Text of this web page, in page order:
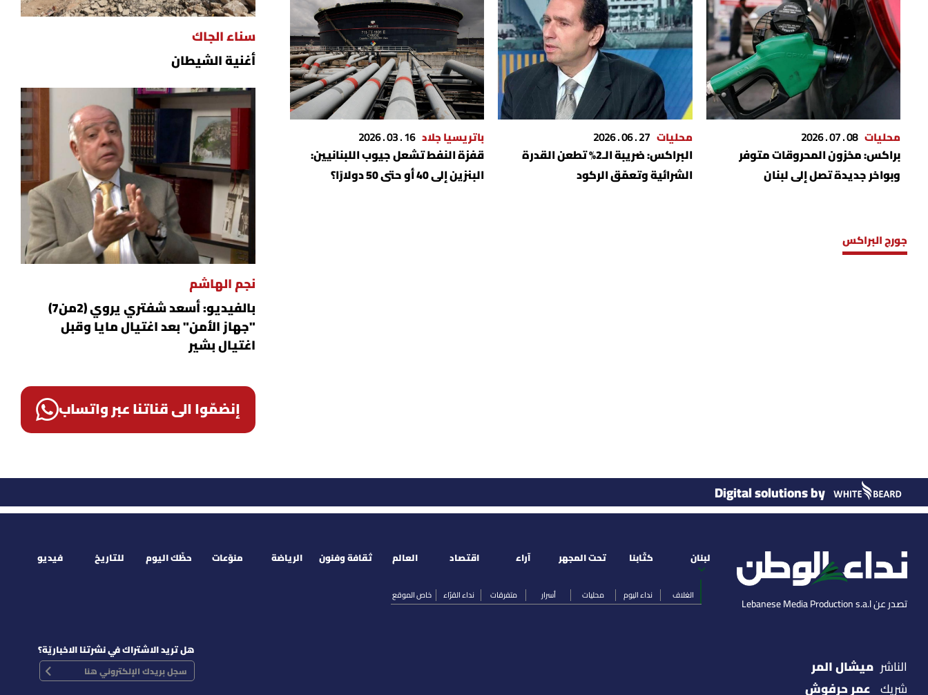
محليات 08 . 07 . 2026
براكس: مخزون المحروقات متوفر
وبواخر جديدة تصل إلى لبنان
محليات 27 . 06 . 2026
البراكس: ضريبة الـ2% تطعن القدرة
الشرائية وتعمّق الركود
باتريسيا جلاد 16 . 03 . 2026
قفزة النفط تشعل جيوب اللبنانيين:
البنزين إلى 40 أو حتى 50 دولارًا؟
جورج البراكس
سناء الجاك
أغنية الشيطان
نجم الهاشم
بالفيديو: أسعد شفتري يروي (2من7)
"جهاز الأمن" بعد اغتيال مايا وقبل
اغتيال بشير
إنضمّوا الى قناتنا عبر واتساب
Digital solutions by
تصدر عن Lebanese Media Production s.a.l
لبنان
الغلاف نداء اليوم محليات أسرار متفرقات نداء القرّاء خاص الموقع
كتّابنا تحت المجهر آراء اقتصاد العالم ثقافة وفنون الرياضة منوّعات حظّك اليوم للتاريخ فيديو
الناشر ميشال المر
شريك عمر حرفوش
هل تريد الاشتراك في نشرتنا الاخباريّة؟